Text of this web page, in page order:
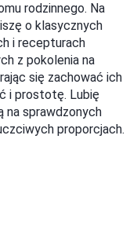
rodzinnego. Na
o klasycznych
i recepturach
z pokolenia na
się zachować ich
i prostotę. Lubię
na sprawdzonych
proporcjach.